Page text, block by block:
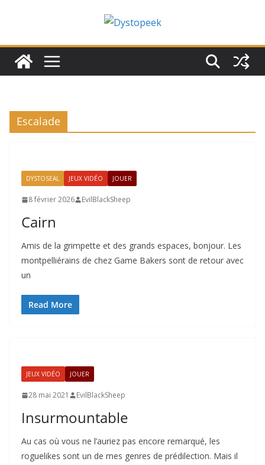
Escalade
DYSTOSEAL JEUX VIDÉO JOUER
8 février 2026 EvilBlackSheep
Cairn
Amis de la grimpette et des grands espaces, bonjour. Les
montpelliérains de chez Game Bakers sont de retour avec
un
Read More
JEUX VIDÉO JOUER
28 mai 2021 EvilBlackSheep
Insurmountable
Au cas où vous ne l’auriez pas encore remarqué, les
roguelikes sont un de mes genres de prédilection. Mais il